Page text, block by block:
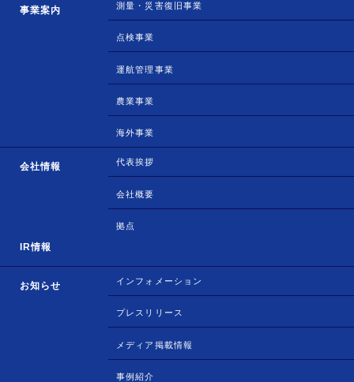
事業案内 測量・災害復旧事業
点検事業
運航管理事業
農業事業
海外事業
会社情報 代表挨拶
会社概要
拠点
IR情報
お知らせ インフォメーション
プレスリリース
メディア掲載情報
事例紹介